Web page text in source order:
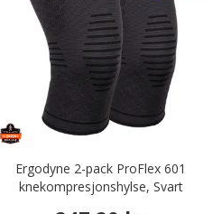
Ergodyne 2-pack ProFlex 601
knekompresjonshylse, Svart